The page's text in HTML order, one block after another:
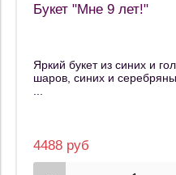
Букет "Мне 9 лет!"
Яркий букет из синих и
шаров, синих и
4488 руб